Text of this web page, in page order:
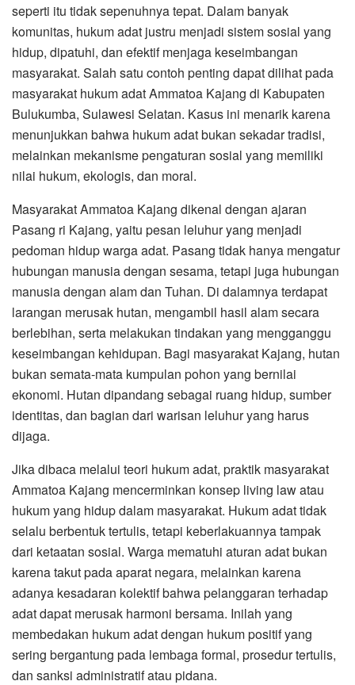
seperti itu tidak sepenuhnya tepat. Dalam banyak
komunitas, hukum adat justru menjadi sistem sosial yang
hidup, dipatuhi, dan efektif menjaga keseimbangan
masyarakat. Salah satu contoh penting dapat dilihat pada
masyarakat hukum adat Ammatoa Kajang di Kabupaten
Bulukumba, Sulawesi Selatan. Kasus ini menarik karena
menunjukkan bahwa hukum adat bukan sekadar tradisi,
melainkan mekanisme pengaturan sosial yang memiliki
nilai hukum, ekologis, dan moral.
Masyarakat Ammatoa Kajang dikenal dengan ajaran
Pasang ri Kajang, yaitu pesan leluhur yang menjadi
pedoman hidup warga adat. Pasang tidak hanya mengatur
hubungan manusia dengan sesama, tetapi juga hubungan
manusia dengan alam dan Tuhan. Di dalamnya terdapat
larangan merusak hutan, mengambil hasil alam secara
berlebihan, serta melakukan tindakan yang mengganggu
keseimbangan kehidupan. Bagi masyarakat Kajang, hutan
bukan semata-mata kumpulan pohon yang bernilai
ekonomi. Hutan dipandang sebagai ruang hidup, sumber
identitas, dan bagian dari warisan leluhur yang harus
dijaga.
Jika dibaca melalui teori hukum adat, praktik masyarakat
Ammatoa Kajang mencerminkan konsep living law atau
hukum yang hidup dalam masyarakat. Hukum adat tidak
selalu berbentuk tertulis, tetapi keberlakuannya tampak
dari ketaatan sosial. Warga mematuhi aturan adat bukan
karena takut pada aparat negara, melainkan karena
adanya kesadaran kolektif bahwa pelanggaran terhadap
adat dapat merusak harmoni bersama. Inilah yang
membedakan hukum adat dengan hukum positif yang
sering bergantung pada lembaga formal, prosedur tertulis,
dan sanksi administratif atau pidana.